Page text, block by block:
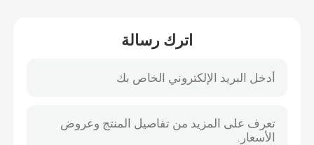
304 ورقة الفولاذ المقاوم للصدأ
اترك رسالة